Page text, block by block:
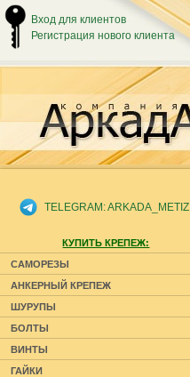
TELEGRAM: ARKADA_METIZ
КУПИТЬ КРЕПЕЖ:
САМОРЕЗЫ
АНКЕРНЫЙ КРЕПЕЖ
ШУРУПЫ
БОЛТЫ
ВИНТЫ
ГАЙКИ
Вход для клиентов
Регистрация нового клиента